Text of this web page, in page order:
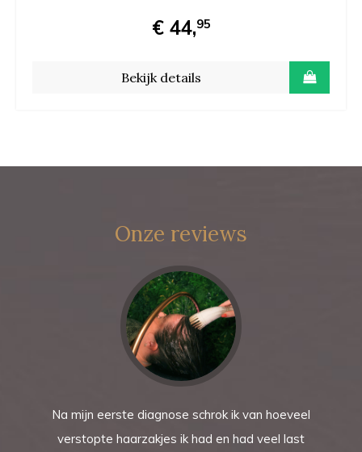
€ 44,95
Bekijk details
Onze reviews
Na mijn eerste diagnose schrok ik van hoeveel
verstopte haarzakjes ik had en had veel last